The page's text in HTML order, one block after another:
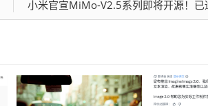
小米官宣MiMo-V2.5系列即将开源！已适配几乎